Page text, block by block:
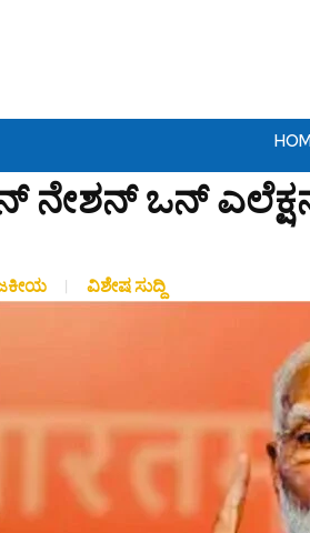
ನೇಶನ್ ಒನ್
ವಿಶೇಷ ಸುದ್ದಿ